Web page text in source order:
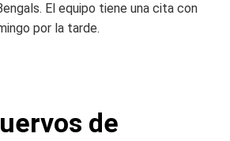
El equipo tiene una cita con
por la tarde.
de